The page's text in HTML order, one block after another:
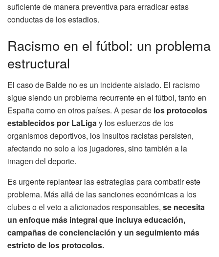
suficiente de manera preventiva para erradicar estas
conductas de los estadios.
Racismo en el fútbol: un problema
estructural
El caso de Balde no es un incidente aislado. El racismo
sigue siendo un problema recurrente en el fútbol, tanto en
España como en otros países. A pesar de los protocolos
establecidos por LaLigay los esfuerzos de los
organismos deportivos, los insultos racistas persisten,
afectando no solo a los jugadores, sino también a la
imagen del deporte.
Es urgente replantear las estrategias para combatir este
problema. Más allá de las sanciones económicas a los
clubes o el veto a aficionados responsables, se necesita
un enfoque más integral que incluya educación,
campañas de concienciación y un seguimiento más
estricto de los protocolos.